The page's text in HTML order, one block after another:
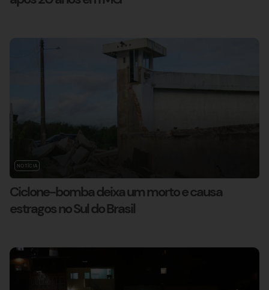
NOTÍCIA
Ciclone-bomba deixa um morto e causa
estragos no Sul do Brasil